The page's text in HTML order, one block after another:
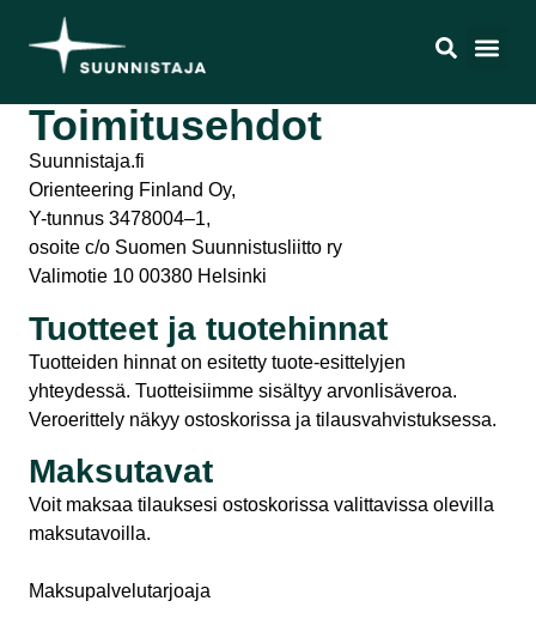
Toimitusehdot
Suunnistaja.fi
Orienteering Finland Oy,
Y-tunnus 3478004–1,
osoite c/o Suomen Suunnistusliitto ry
Valimotie 10 00380 Helsinki
Tuotteet ja tuotehinnat
Tuotteiden hinnat on esitetty tuote-esittelyjen
yhteydessä. Tuotteisiimme sisältyy arvonlisäveroa.
Veroerittely näkyy ostoskorissa ja tilausvahvistuksessa.
Maksutavat
Voit maksaa tilauksesi ostoskorissa valittavissa olevilla
maksutavoilla.
Maksupalvelutarjoaja